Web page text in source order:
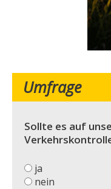
Umfrage
Sollte es auf
ja
nein